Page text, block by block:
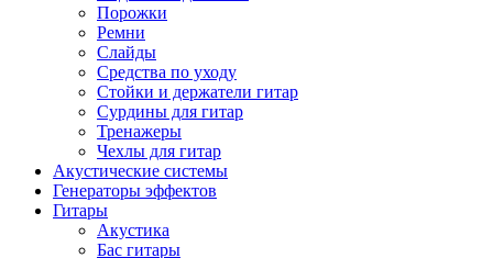
Порожки
Ремни
Слайды
Средства по уходу
Стойки и держатели гитар
Сурдины для гитар
Тренажеры
Чехлы для гитар
Акустические системы
Генераторы эффектов
Гитары
Акустика
Бас гитары